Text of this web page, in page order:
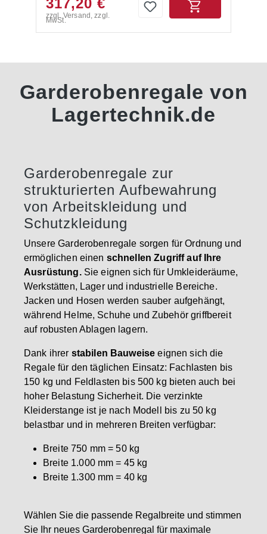
erfolgt zerlegt mit Aufbauanleitung und ohne
Inhalt.
des Fachbodenregals sind folgende Artikel
enthalten:- 3 Seitenrahmen- Füße und
Die Anlieferung erfolgt zerlegt mit
Aufbauanleitung.
zzgl. Versand, zzgl.
MwSt.
Garderobenregale von
Lagertechnik.de
Garderobenregale zur
strukturierten Aufbewahrung
von Arbeitskleidung und
Schutzkleidung
Unsere Garderobenregale sorgen für Ordnung und
ermöglichen einen schnellen Zugriff auf Ihre
Ausrüstung.Sie eignen sich für Umkleideräume,
Werkstätten, Lager und industrielle Bereiche.
Jacken und Hosen werden sauber aufgehängt,
während Helme, Schuhe und Zubehör griffbereit
auf robusten Ablagen lagern.
Dank ihrer stabilen Bauweise eignen sich die
Regale für den täglichen Einsatz: Fachlasten bis
150 kg und Feldlasten bis 500 kg bieten auch bei
hoher Belastung Sicherheit. Die verzinkte
Kleiderstange ist je nach Modell bis zu 50 kg
belastbar und in mehreren Breiten verfügbar:
Breite 750 mm = 50 kg
Breite 1.000 mm = 45 kg
Breite 1.300 mm = 40 kg
Wählen Sie die passende Regalbreite und stimmen
Sie Ihr neues Garderobenregal für maximale